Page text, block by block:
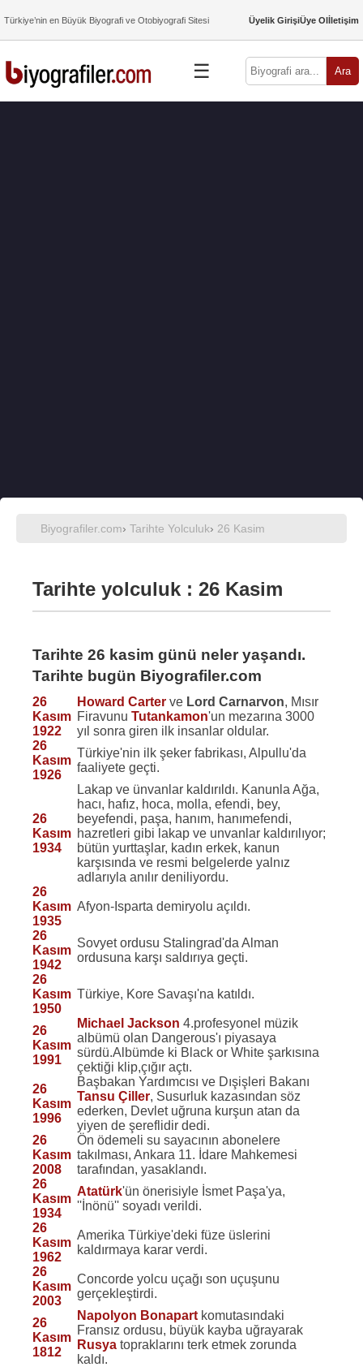
Türkiye’nin en Büyük Biyografi ve Otobiyografi Sitesi Üyelik GirişiÜye Olİletişim
☰ Ara
Biyografiler.com› Tarihte Yolculuk› 26 Kasim
Tarihte yolculuk : 26 Kasim
Tarihte 26 kasim günü neler yaşandı.
Tarihte bugün Biyografiler.com
26
Kasım
1922
Howard Carter ve Lord Carnarvon, Mısır
FiravunuTutankamon'un mezarına 3000
yıl sonra giren ilk insanlar oldular.
26
Kasım
1926
Türkiye'nin ilk şeker fabrikası, Alpullu'da
faaliyete geçti.
26
Kasım
1934
Lakap ve ünvanlar kaldırıldı. Kanunla Ağa,
hacı, hafız, hoca, molla, efendi, bey,
beyefendi, paşa, hanım, hanımefendi,
hazretleri gibi lakap ve unvanlar kaldırılıyor;
bütün yurttaşlar, kadın erkek, kanun
karşısında ve resmi belgelerde yalnız
adlarıyla anılır deniliyordu.
26
Kasım
1935
Afyon-Isparta demiryolu açıldı.
26
Kasım
1942
Sovyet ordusu Stalingrad'da Alman
ordusuna karşı saldırıya geçti.
26
Kasım
1950
Türkiye, Kore Savaşı'na katıldı.
26
Kasım
1991
Michael Jackson 4.profesyonel müzik
albümü olan Dangerous'ı piyasaya
sürdü.Albümde ki Black or White şarkısına
çektiği klip,çığır açtı.
26
Kasım
1996
Başbakan Yardımcısı ve Dışişleri Bakanı
Tansu Çiller, Susurluk kazasından söz
ederken, Devlet uğruna kurşun atan da
yiyen de şereflidir dedi.
26
Kasım
2008
Ön ödemeli su sayacının abonelere
takılması, Ankara 11. İdare Mahkemesi
tarafından, yasaklandı.
26
Kasım
1934
Atatürk'ün önerisiyle İsmet Paşa'ya,
''İnönü'' soyadı verildi.
26
Kasım
1962
Amerika Türkiye'deki füze üslerini
kaldırmaya karar verdi.
26
Kasım
2003
Concorde yolcu uçağı son uçuşunu
gerçekleştirdi.
26
Kasım
1812
Napolyon Bonapart komutasındaki
Fransız ordusu, büyük kayba uğrayarak
Rusya topraklarını terk etmek zorunda
kaldı.